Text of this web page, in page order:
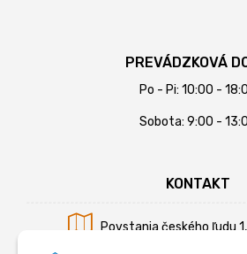
PREVÁDZKOVÁ
Po - Pi: 10:00 -
Sobota: 9:00 -
KONTAKT
Povstania českého ľudu